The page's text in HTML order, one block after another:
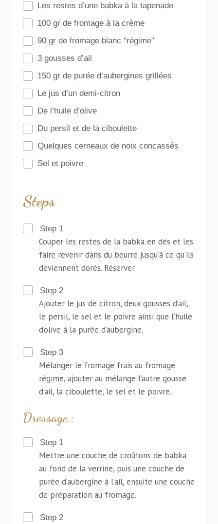
Les restes d’une babka à la tapenade
100 gr de fromage à la crème
90 gr de fromage blanc “régime”
3 gousses d’ail
150 gr de purée d’aubergines grillées
Le jus d’un demi-citron
De l’huile d’olive
Du persil et de la ciboulette
Quelques cerneaux de noix concassés
Sel et poivre
Steps
Step 1
Couper les restes de la babka en dés et les
faire revenir dans du beurre jusqu’à ce qu’ils
deviennent dorés. Réserver.
Step 2
Ajouter le jus de citron, deux gousses d’ail,
le persil, le sel et le poivre ainsi que l’huile
d’olive à la purée d’aubergine.
Step 3
Mélanger le fromage frais au fromage
régime, ajouter au mélange l’autre gousse
d’ail, la ciboulette, le sel et le poivre.
Dressage :
Step 1
Mettre une couche de croûtons de babka
au fond de la verrine, puis une couche de
purée d’aubergine à l’ail, ensuite une couche
de préparation au fromage.
Step 2